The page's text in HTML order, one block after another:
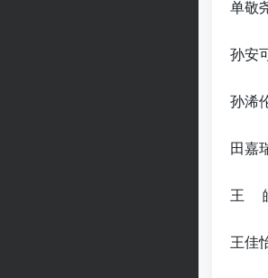
单
孙
孙浠
田
王
王